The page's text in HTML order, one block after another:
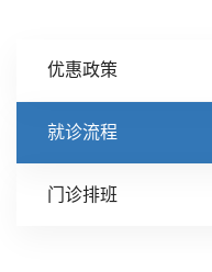
优惠政策
就诊流程
门诊排班